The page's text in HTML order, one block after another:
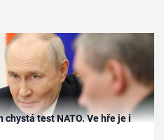
test NATO. Ve hře je i